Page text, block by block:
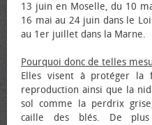
13 juin en Moselle, du 10
16 mai au 24 juin dans le
au 1er juillet dans la Marne.
Pourquoi donc de telles
Elles visent à protéger la
reproduction ainsi que la
sol comme la perdrix
caille des blés. De